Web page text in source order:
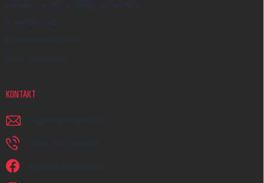
Zakázky na míru a dárkové předměty
Kreativní Česko
Hodnocení obchodu
Moje objednávka
KONTAKT
napiste @ earplugs.cz
+420 731 389 483
Jsme na Facebooku!